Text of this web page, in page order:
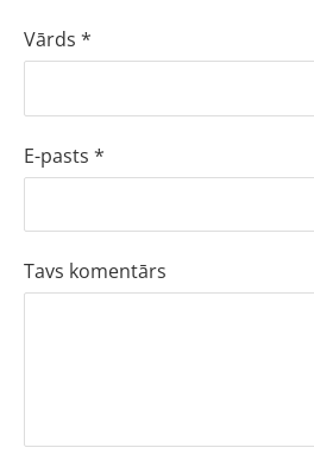
Vārds *
E-pasts *
Tavs komentārs